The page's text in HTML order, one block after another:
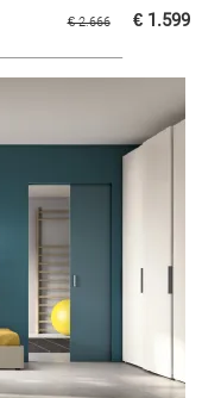
€ 2.666 € 1.599